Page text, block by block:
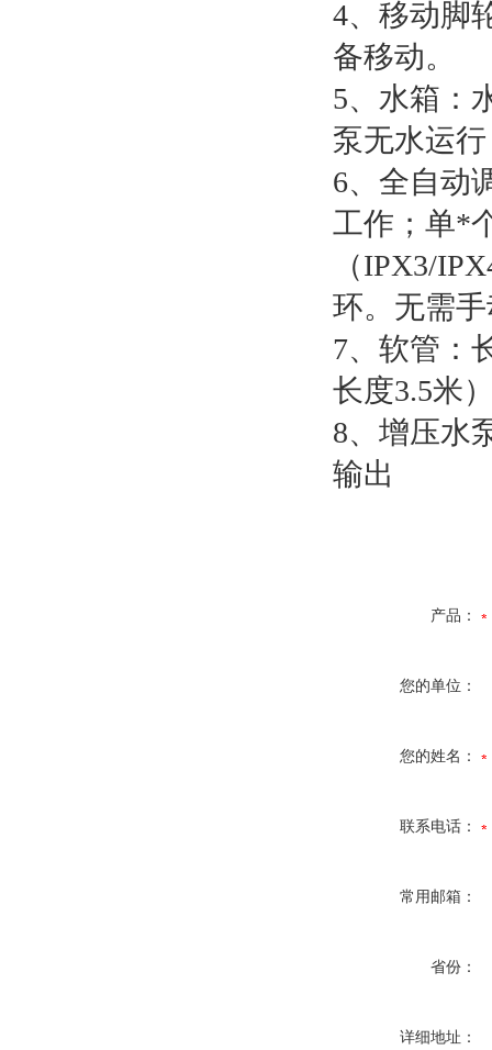
4、移动脚
备移动。
5、水箱：
泵无水运
6、全自动
工作；单*
（IPX3/
环。无需
7、软管：
长度3.5米
8、增压水
输出
产品：
您的单位：
您的姓名：
联系电话：
常用邮箱：
省份：
详细地址：